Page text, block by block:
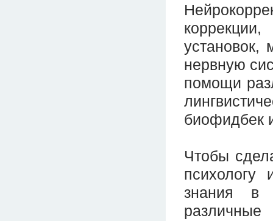
установок,
нервную
помощи
биофидбек
Чтобы
психологу
знания в